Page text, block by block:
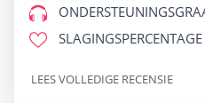
SLAGINGSPERCENTAGE
LEES VOLLEDIGE RECENSIE